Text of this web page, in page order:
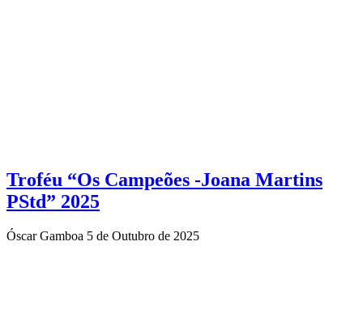
Troféu “Os Campeões -Joana Martins
PStd” 2025
Óscar Gamboa 5 de Outubro de 2025